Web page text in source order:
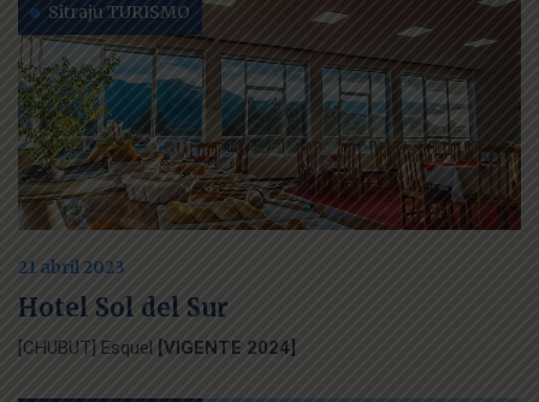
Sitraju TURISMO
21 abril 2023
Hotel Sol del Sur
[CHUBUT] Esquel [VIGENTE 2024]